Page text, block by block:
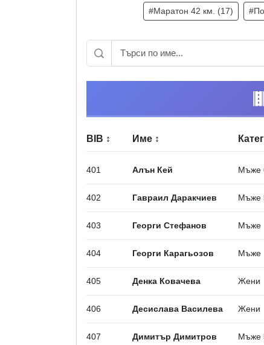
#Маратон 42 км. (17)
BIB ↕ Име ↕
401 Алън Кей Мъже
402 Гавраил Даракчиев Мъже
403 Георги Стефанов Мъже
404 Георги Карагьозов Мъже
405 Денка Ковачева Жени
406 Десислава Василева Жени
407 Димитър Димитров Мъже